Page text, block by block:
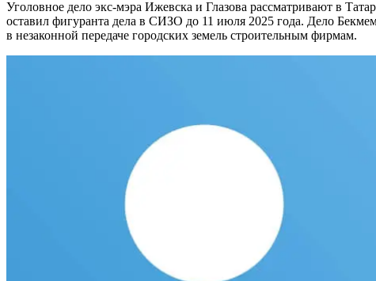
Уголовное дело экс-мэра Ижевска и Глазова рассматривают в
оставил фигуранта дела в СИЗО до 11 июля 2025 года. Дело
в незаконной передаче городских земель строительным фирмам.